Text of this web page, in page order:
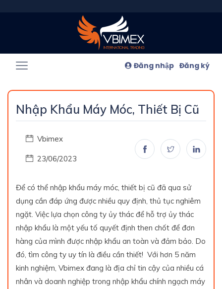
Đăng nhập Đăng ký
Nhập Khẩu Máy Móc, Thiết Bị Cũ
Vbimex
23/06/2023
Để có thể nhập khẩu máy móc, thiết bị cũ đã qua sử
dụng cần đáp ứng được nhiều quy định, thủ tục nghiêm
ngặt. Việc lựa chọn công ty ủy thác để hỗ trợ ủy thác
nhập khẩu là một yếu tố quyết định then chốt để đơn
hàng của mình được nhập khẩu an toàn và đảm bảo. Do
đó, tìm công ty uy tín là điều cần thiết! Với hơn 5 năm
kinh nghiệm, Vbimex đang là địa chỉ tin cậy của nhiều cá
nhân và doanh nghiệp trong nhập khẩu chính ngạch máy